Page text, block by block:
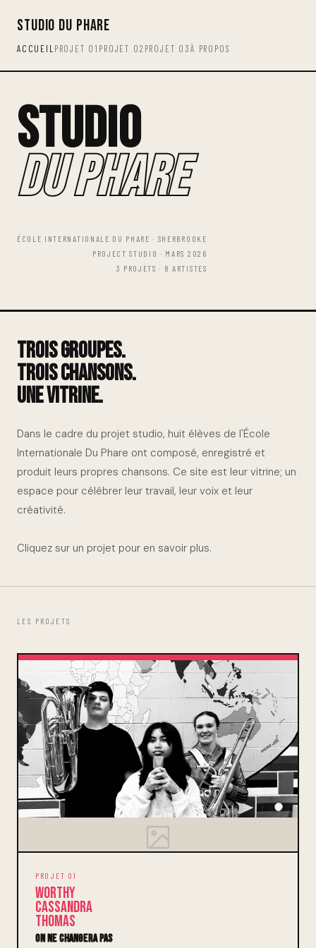
Studio Du Phare
ACCUEIL PROJET 01 PROJET 02 PROJET 03À PROPOS
Studio
Du Phare
ÉCOLE INTERNATIONALE DU PHARE · SHERBROOKE
PROJECT STUDIO · MARS 2026
3 PROJETS · 8 ARTISTES
Trois groupes.
Trois chansons.
Une vitrine.
Dans le cadre du projet studio, huit élèves de l'École
Internationale Du Phare ont composé, enregistré et
produit leurs propres chansons. Ce site est leur vitrine; un
espace pour célébrer leur travail, leur voix et leur
créativité.
Cliquez sur un projet pour en savoir plus.
LES PROJETS
PROJET 01
Worthy
Cassandra
Thomas
On ne changera pas